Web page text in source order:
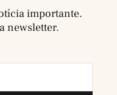
importante.
newsletter.